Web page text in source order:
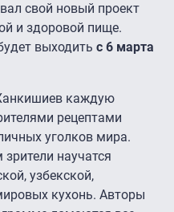
свой новый проект
и здоровой пище.
выходить с 6 марта
каждую
рецептами
уголков мира.
научатся
узбекской,
кухонь. Авторы